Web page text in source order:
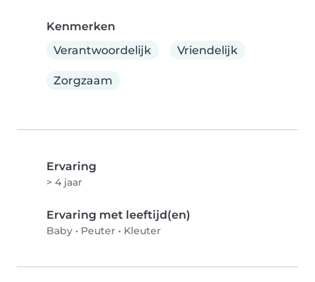
Kenmerken
Verantwoordelijk
Vriendelijk
Zorgzaam
Ervaring
> 4 jaar
Ervaring met leeftijd(en)
Baby • Peuter • Kleuter